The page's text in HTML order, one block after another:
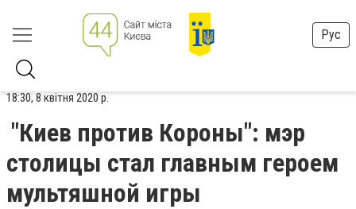
Рус
18:30, 8 квітня 2020 р.
"Киев против Короны": мэр
столицы стал главным героем
мультяшной игры